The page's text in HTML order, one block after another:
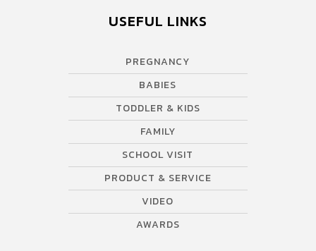
USEFUL LINKS
PREGNANCY
BABIES
TODDLER & KIDS
FAMILY
SCHOOL VISIT
PRODUCT & SERVICE
VIDEO
AWARDS